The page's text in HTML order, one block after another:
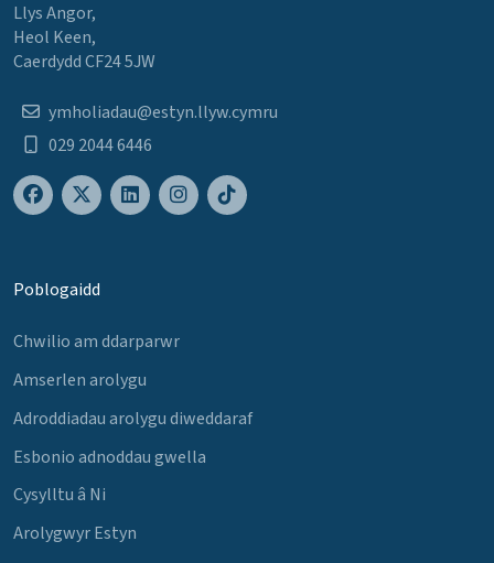
Llys Angor,
Heol Keen,
Caerdydd CF24 5JW
ymholiadau@estyn.llyw.cymru
029 2044 6446
Poblogaidd
Chwilio am ddarparwr
Amserlen arolygu
Adroddiadau arolygu diweddaraf
Esbonio adnoddau gwella
Cysylltu â Ni
Arolygwyr Estyn